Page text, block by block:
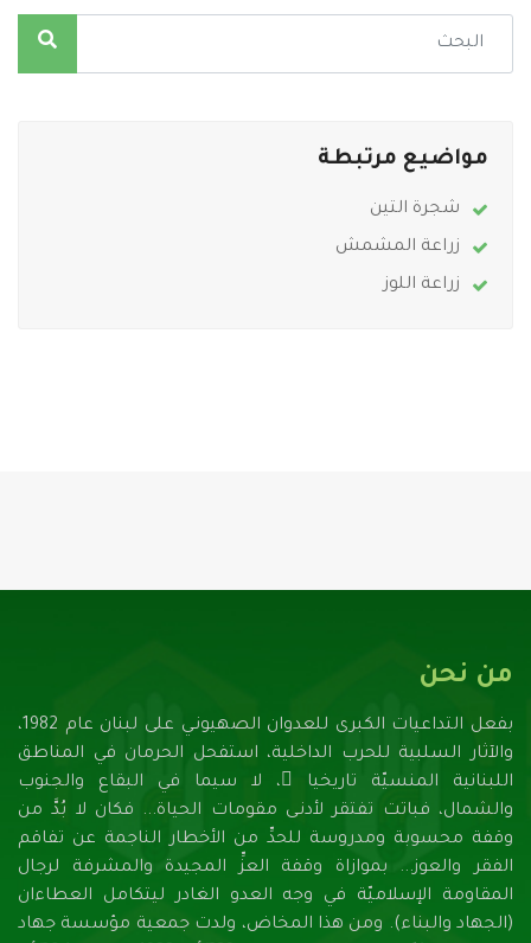
مواضيع مرتبطة
شجرة التين
زراعة المشمش
زراعة اللوز
من نحن
بفعل التداعيات الكبرى للعدوان الصهيونـي على لبنان عام 1982،
والآثار السلبية للحرب الداخلية، استفحل الحرمان في المناطق
اللبنانية المنسيّة تاريخيا ً، لا سيما في البقاع والجنوب
والشمال، فباتت تفتقر لأدنـى مقومات الحياة... فكان لا بُدَّ من
وقفة محسوبة ومدروسة للحدِّ من الأخطار الناجمة عن تفاقم
الفقر والعوز... بموازاة وقفة العزِّ المجيدة والمشرفة لرجال
المقاومة الإسلاميّة في وجه العدو الغادر ليتكامل العطاءان
(الجهاد والبناء). ومن هذا المخاض، ولدت جمعية مؤسسة جهاد